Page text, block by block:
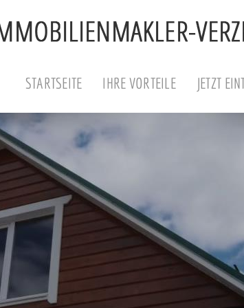
STARTSEITE IHRE VORTEILE JETZT